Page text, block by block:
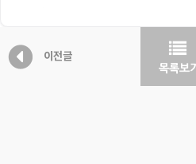
이전글